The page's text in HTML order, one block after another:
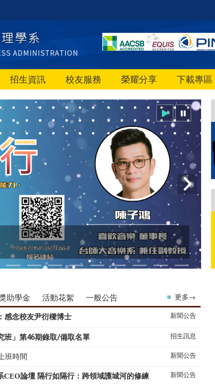
招生資訊 校友服務 榮耀分享 下載專區
助學金 活動花絮 一般公告
感念校友尹衍樑博士 新聞公告
班」第46期錄取/備取名單 招生訊息
班時間 新聞公告
CEO論壇 隔行如隔行：跨領域護城河的修練
新聞公告
更多→